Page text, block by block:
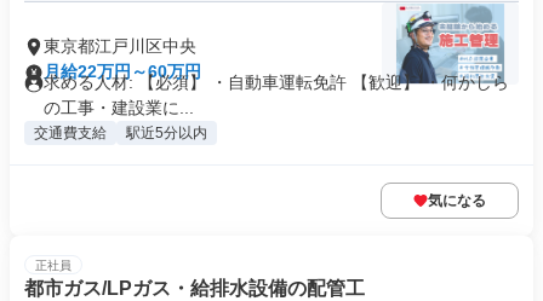
東京都江戸川区中央
月給22万円～60万円
求める人材: 【必須】 ・自動車運転免許 【歓迎】 ・何かしら
の工事・建設業に...
交通費支給 駅近5分以内
気になる
正社員
都市ガス/LPガス・給排水設備の配管工